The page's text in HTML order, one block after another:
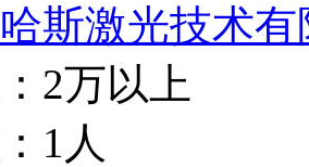
斯激光技术有
2万以上
1人